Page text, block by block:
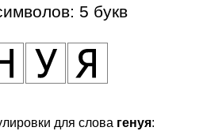
5 букв
для слова генуя: